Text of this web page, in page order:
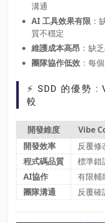
溝通
AI 工具效果有限 ：
質不穩定
維護成本高昂 ：缺
團隊協作低效 ：每
⚡ SDD 的優勢 :
較
開發維度 Vibe
開發效率
反覆修
程式碼品質
標準錯
AI協作
有限輔
團隊溝通
反覆確